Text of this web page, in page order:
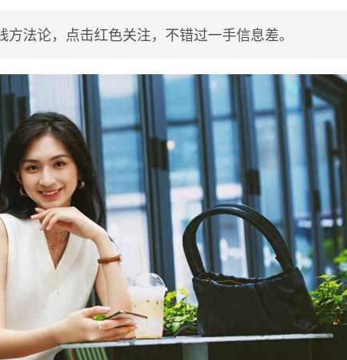
法论，点击红色关注，不错过一手信息差。